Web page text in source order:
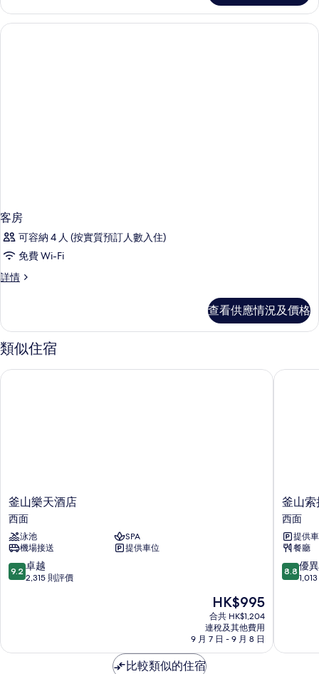
客房
可容納 4 人 (按實質預訂人數入住)
免費 Wi-Fi
詳情
客
查看供應情況及價格
類似住宿
釜
山
樂
天
酒
店
西
釜山樂天酒店
西面
泳池
SPA
機場接送
提供車位
9.2
分
卓
9.2 卓越
2,315 則評價
現
售
HK$995
HK$995
合共 HK$1,204
連稅及其他費用
9 月 7 日 - 9 月 8 日
釜山樂天酒店
釜
山
索
拉
利
亞
西
釜山索
西面
提供
餐廳
8.8
分
優
8.8 優異
釜山索
比較類似的住宿